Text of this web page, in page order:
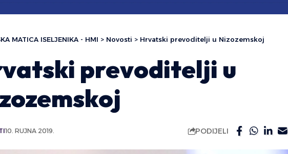
MATICA ISELJENIKA - HMI > Novosti > Hrvatski prevoditelji u Nizozemskoj
prevoditelji u
10. RUJNA 2019. PODIJELI